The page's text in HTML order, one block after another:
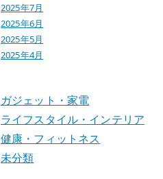
2025年7月
2025年6月
2025年5月
2025年4月
ガジェット・家電
ライフスタイル・インテリア
健康・フィットネス
未分類